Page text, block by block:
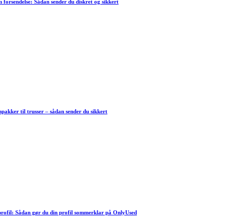
forsendelse: Sådan sender du diskret og sikkert
til trusser – sådan sender du sikkert
Sådan gør du din profil sommerklar på OnlyUsed